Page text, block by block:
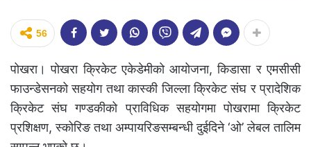
56
पोखरा। पोखरा क्रिकेट एकेडेमीको आयोजना, किडासा र एमसीसी
फाउन्डेसनको सहयोग तथा कास्की जिल्ला क्रिकेट संघ र प्रादेशिक
क्रिकेट संघ गण्डकीको प्राविधिक सहयोगमा पोखरामा क्रिकेट
प्रशिक्षण, स्कोरिङ तथा अम्पायरिङसम्बन्धी दुईदिने ‘ओ’ लेबल तालिम